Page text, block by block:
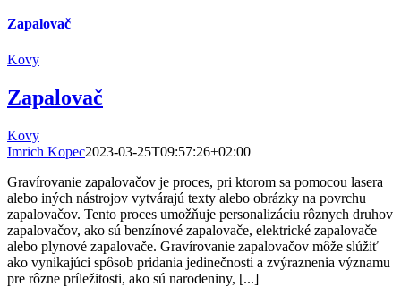
Zapalovač
Kovy
Zapalovač
Kovy
Imrich Kopec2023-03-25T09:57:26+02:00
Gravírovanie zapalovačov je proces, pri ktorom sa pomocou lasera
alebo iných nástrojov vytvárajú texty alebo obrázky na povrchu
zapalovačov. Tento proces umožňuje personalizáciu rôznych druhov
zapalovačov, ako sú benzínové zapalovače, elektrické zapalovače
alebo plynové zapalovače. Gravírovanie zapalovačov môže slúžiť
ako vynikajúci spôsob pridania jedinečnosti a zvýraznenia významu
pre rôzne príležitosti, ako sú narodeniny, [...]